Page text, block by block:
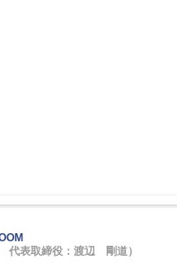
代表取締役：渡辺 剛道）